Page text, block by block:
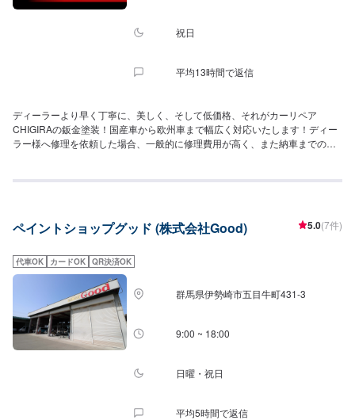
祝日
平均13時間で返信
ディーラーより早く丁寧に、美しく、そして低価格、それがカーリペア
CHIGIRAの鈑金塗装！国産車から欧州車まで幅広く対応いたします！ディー
ラー様へ修理を依頼した場合、一般的に修理費用が高く、また納車までの時
理を部品交換で対応してしまうから。私たちなら自社工場で即施工し、でき
い！
ペイントショップグッド (株式会社Good) 5.0(7件)
代車OK カードOK QR決済OK
群馬県伊勢崎市五目牛町431-3
9:00 ~ 18:00
日曜・祝日
平均5時間で返信